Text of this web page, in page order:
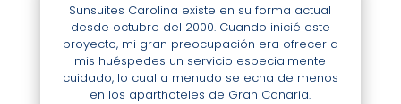
Sunsuites Carolina existe en suforma actual
desde octubre del 2000. Cuando inicié este
proyecto, mi gran preocupación era ofrecer a
mis huéspedes un servicio especialmente
cuidado, lo cual a menudo se echa de menos
en los aparthoteles de Gran Canaria.